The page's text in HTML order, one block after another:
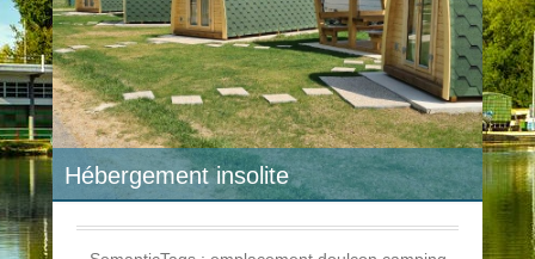
Hébergement insolite